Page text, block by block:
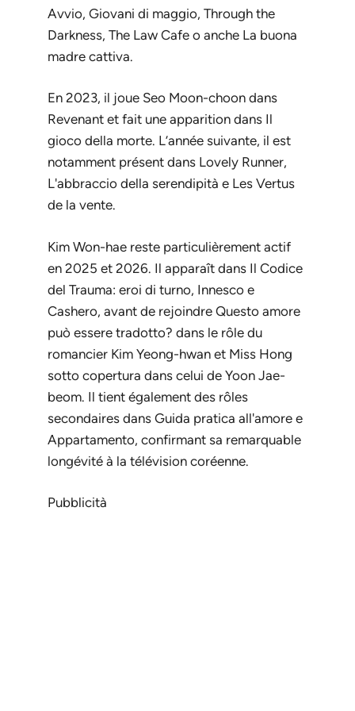
Avvio, Giovani di maggio, Through the
Darkness, The Law Cafe o anche La buona
madre cattiva.
En 2023, il joue Seo Moon-choon dans
Revenant et fait une apparition dans Il
gioco della morte. L’année suivante, il est
notamment présent dans Lovely Runner,
L'abbraccio della serendipità e Les Vertus
de la vente.
Kim Won-hae reste particulièrement actif
en 2025 et 2026. Il apparaît dans Il Codice
del Trauma: eroi di turno, Innesco e
Cashero, avant de rejoindre Questo amore
può essere tradotto? dans le rôle du
romancier Kim Yeong-hwan et Miss Hong
sotto copertura dans celui de Yoon Jae-
beom. Il tient également des rôles
secondaires dans Guida pratica all'amore e
Appartamento, confirmant sa remarquable
longévité à la télévision coréenne.
Pubblicità